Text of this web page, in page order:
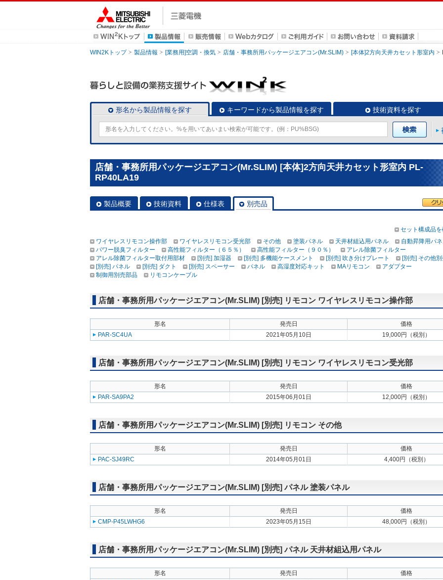
WIN2Kトップ 製品情報 [業務用]空調・換気 店舗・事務所用パッケージエアコン(Mr.SLIM) [本体]2方向天井カセット形室内
形名から製品情報を探す キーワードから製品情報を探す 技術資料を探す
店舗・事務所用パッケージエアコン(Mr.SLIM) [本体]2方向天井カセット形室内 PL-
RP40LA19
製品概要 技術資料 仕様表 別売品
セット構成品
ワイヤレスリモコン操作部
ワイヤレスリモコン受光部 その他 塗装パネル 天井材組込用パネル
自動昇降用パ
パワー脱臭フィルター
高性能フィルター（６５％） 高性能フィルター（９０％）
アレル除菌フィルター
アレル除菌フィルター取付用部材
[別売] 加湿器 [別売] 多機能ケースメント [別売] 吹き分けプレート
[別売] その他
[別売] パネル
[別売] ダクト [別売] スペーサー パネル 高湿度対応キット MAリモコン
アダプター
制御用別売部品
リモコンケーブル
店舗・事務所用パッケージエアコン(Mr.SLIM) [別売] リモコン ワイヤレスリモコン操作部
形名 発売日
価格
PAR-SC4UA
2021年05月10日 19,000円（税別）
店舗・事務所用パッケージエアコン(Mr.SLIM) [別売] リモコン ワイヤレスリモコン受光部
形名 発売日
価格
PAR-SA9PA2
2015年06月01日 12,000円（税別）
店舗・事務所用パッケージエアコン(Mr.SLIM) [別売] リモコン その他
形名 発売日
価格
PAC-SJ49RC
2014年05月01日 4,400円（税別）
店舗・事務所用パッケージエアコン(Mr.SLIM) [別売] パネル 塗装パネル
形名 発売日
価格
CMP-P45LWHG6
2023年05月15日 48,000円（税別）
店舗・事務所用パッケージエアコン(Mr.SLIM) [別売] パネル 天井材組込用パネル
形名 発売日
価格